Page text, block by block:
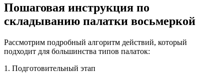
Пошаговая инструкция по
складыванию палатки восьмеркой
Рассмотрим подробный алгоритм действий, который
подходит для большинства типов палаток:
1. Подготовительный этап